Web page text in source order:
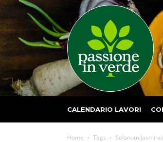
in
CALENDARIO LAVORI
Home Tags Solanum